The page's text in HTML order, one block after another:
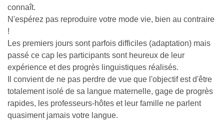
connaît.
N'espérez pas reproduire votre mode vie, bien au contraire
!
Les premiers jours sont parfois difficiles (adaptation) mais
passé ce cap les participants sont heureux de leur
expérience et des progrès linguistiques réalisés.
Il convient de ne pas perdre de vue que l'objectif est d'être
totalement isolé de sa langue maternelle, gage de progrès
rapides, les professeurs-hôtes et leur famille ne parlent
quasiment jamais votre langue.